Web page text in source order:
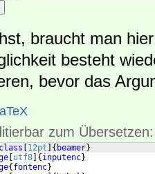
braucht man
besteht
bevor das
zum Übersetzen:
12pt { beamer}
utf8 { inputenc}
{ fontenc}